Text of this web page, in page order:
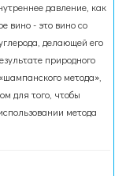
давление, как
вино - это вино со
делающей его
природного
метода»,
для того, чтобы
метода